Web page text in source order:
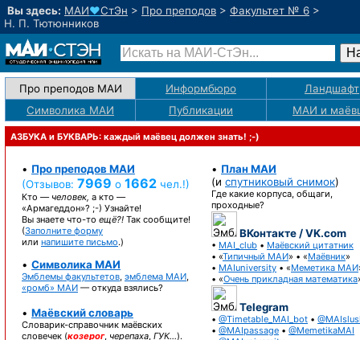
Вы здесь: МАИ♥СтЭн > Про преподов > Факультет № 6 >
Н. П. Тютюнников
Про преподов МАИ Информбюро
Ландшафт
Символика МАИ
Публикации МАИ и
АЗБУКА и БУКВАРЬ: каждый маёвец должен знать! ;-)
• Про преподов МАИ
(Отзывов: 7969 о 1662 чел.!)
Кто — человек, а кто —
«Армагеддон»? ;-) Узнайте!
Вы знаете что-то ещё?! Так сообщите!
(Заполните форму
или напишите письмо.)
• Символика МАИ
Эмблемы факультетов, эмблема МАИ,
«ромб» МАИ — откуда взялись?
• Маёвский словарь
Словарик-справочник маёвских
словечек (козерог, черепаха, ГУК…).
• План МАИ
(и спутниковый снимок)
Где какие корпуса, общаги,
проходные?
ВКонтакте / VK.com
• MAI_club • Маёвский цитатник
• «Типичный МАИ» • «Маёвник»
• MAIuniversity • «Меметика МАИ
• «Очень прикладная математика
Telegram
• @Timetable_MAI_bot •
• @MAIpassage • @MemetikaMAI